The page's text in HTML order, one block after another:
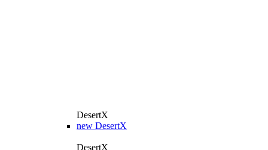
DesertX
new DesertX
DesertX